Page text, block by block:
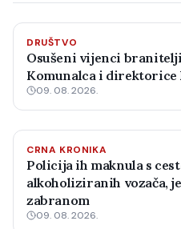
DRUŠTVO
Osušeni vijenci
Komunalca i direktorice
09. 08. 2026.
CRNA KRONIKA
Policija ih maknula s
alkoholiziranih vozača,
zabranom
09. 08. 2026.